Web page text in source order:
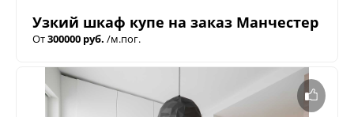
Узкий шкаф купе на заказ Манчестер
От300000 руб. /м.пог.